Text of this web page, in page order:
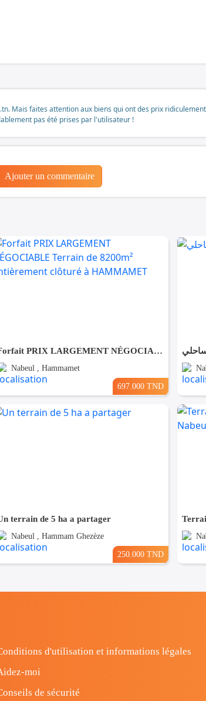
Mais faites attention aux biens qui ont des prix
pas été prises par l'utilisateur !
Ajouter un commentaire
Forfait PRIX LARGEMENT NÉGOCIABLE Terrain de 8200m² entièrement clôturé à HAMMAMET
Nabeul , Hammamet
697.000 TND
terrain de 5 ha a partager
Nabeul , Hammam Ghezèze
250.000 TND
d'utilisation et informations légales
moi
de sécurité